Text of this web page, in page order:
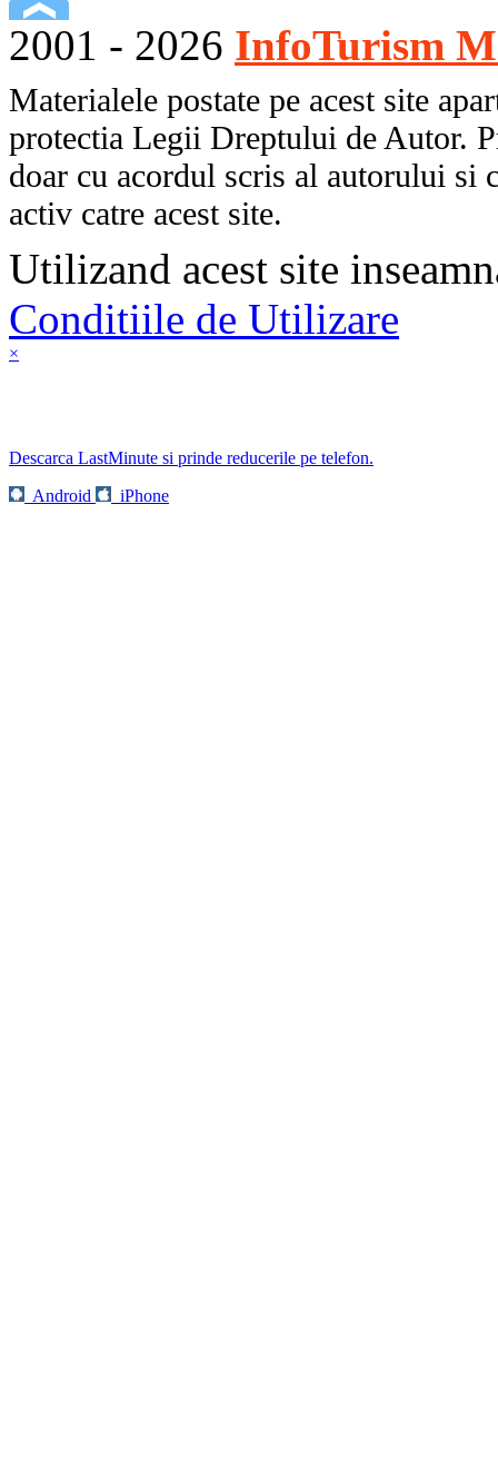
2001 - 2026 InfoTurism
Materialele postate pe acest site
protectia Legii Dreptului de Autor.
doar cu acordul scris al autorului si
activ catre acest site.
Utilizand acest site
Conditiile de Utilizare
×
Descarca LastMinute si prinde reducerile pe telefon.
Android
iPhone